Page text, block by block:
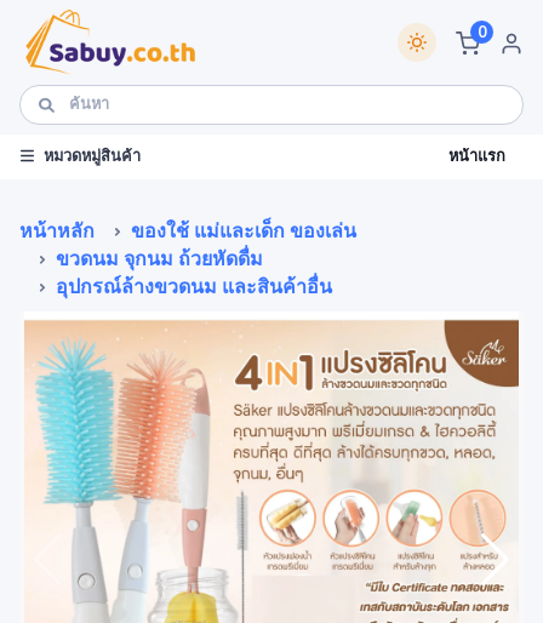
0
หมวดหมู่สินค้า หน้าแรก
หน้าหลัก
ของใช้ แม่และเด็ก ของเล่น
ขวดนม จุกนม ถ้วยหัดดื่ม
อุปกรณ์ล้างขวดนม และสินค้าอื่น